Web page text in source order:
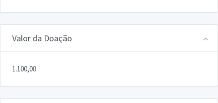
Valor da Doação
1.100,00